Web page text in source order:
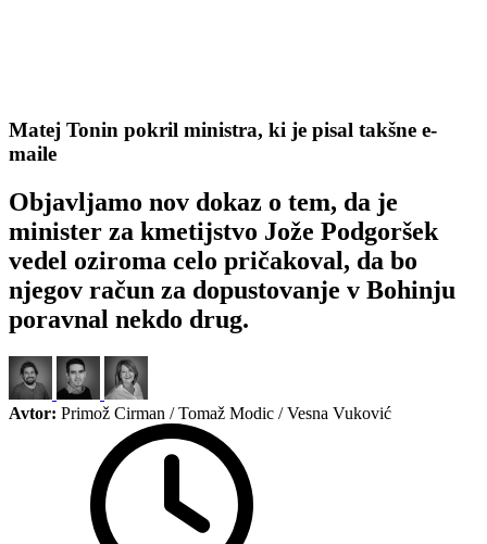
Matej Tonin pokril ministra, ki je pisal takšne e-
maile
Objavljamo nov dokaz o tem, da je
minister za kmetijstvo Jože Podgoršek
vedel oziroma celo pričakoval, da bo
njegov račun za dopustovanje v Bohinju
poravnal nekdo drug.
Avtor: Primož Cirman / Tomaž Modic / Vesna Vuković